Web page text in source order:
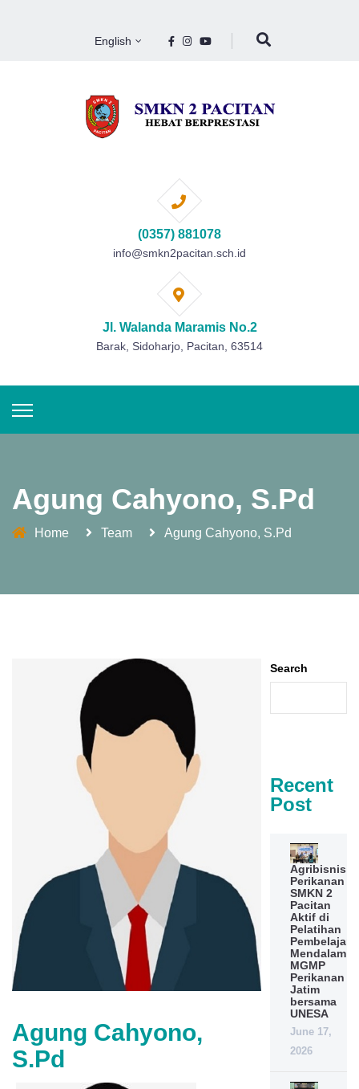
English
(0357) 881078
info@smkn2pacitan.sch.id
Jl. Walanda Maramis No.2
Barak, Sidoharjo, Pacitan, 63514
Agung Cahyono, S.Pd
Home Team Agung Cahyono, S.Pd
Agung Cahyono,
S.Pd
Search
Recent
Post
Agribisnis
Perikanan
SMKN 2
Pacitan
Aktif di
Pelatihan
Mendalam
MGMP
Perikanan
Jatim
bersama
UNESA
June 17,
2026